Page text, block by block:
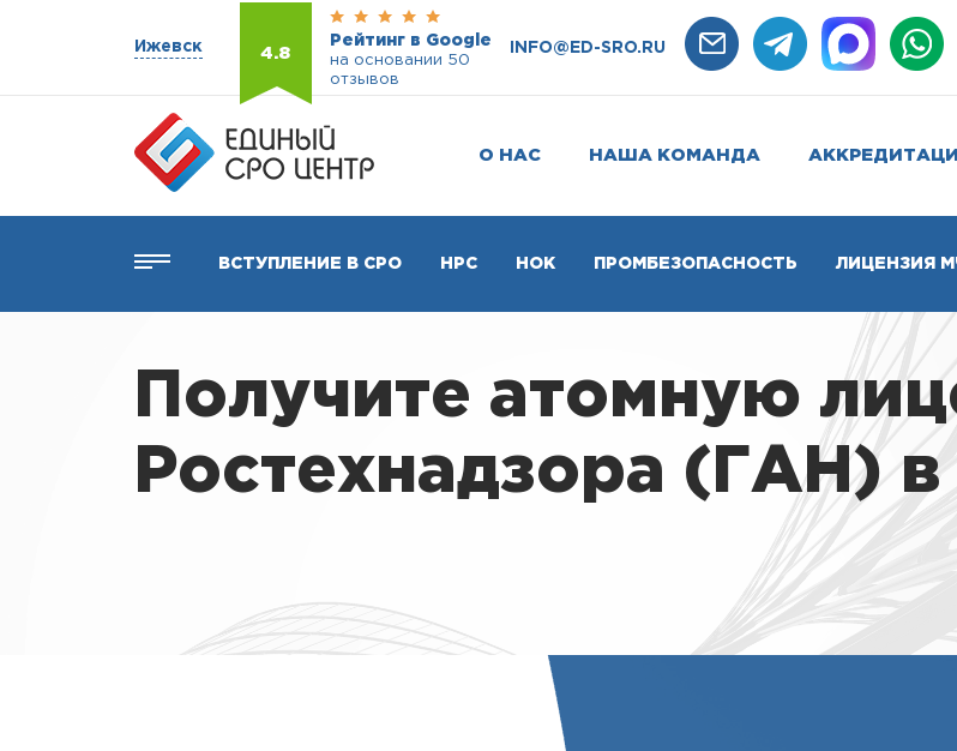
Ижевск 4.8
Рейтинг в Google
на основании 50
отзывов
INFO@ED-SRO.RU
О НАС НАША КОМАНДА
ВСТУПЛЕНИЕ В СРО НРС НОК ПРОМБЕЗОПАСНОСТЬ ЛИЦЕНЗИЯ
Получите атомную
Ростехнадзора (ГАН)